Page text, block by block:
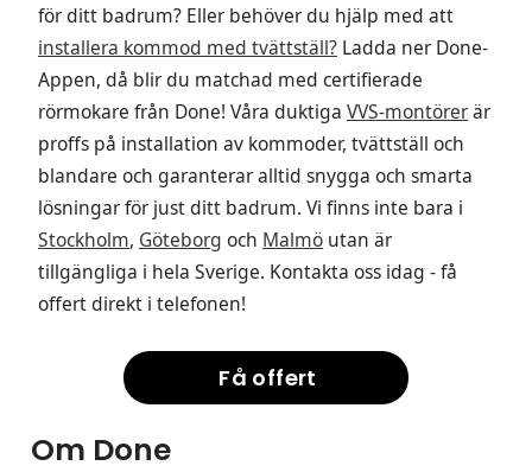
för ditt badrum? Eller behöver du hjälp med att
installera kommod med tvättställ? Ladda ner Done-
Appen, då blir du matchad med certifierade
rörmokare från Done! Våra duktiga VVS-montörerär
proffs på installation av kommoder, tvättställ och
blandare och garanterar alltid snygga och smarta
lösningar för just ditt badrum. Vi finns inte bara i
Stockholm, Göteborg och Malmö utan är
tillgängliga i hela Sverige. Kontakta oss idag - få
offert direkt i telefonen!
Få offert
Om Done